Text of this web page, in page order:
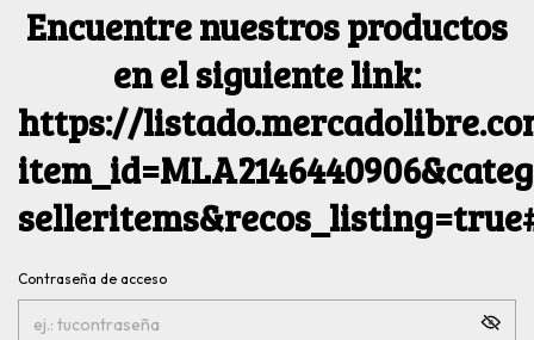
Encuentre nuestros productos
en el siguiente link:
https://
Contraseña de acceso